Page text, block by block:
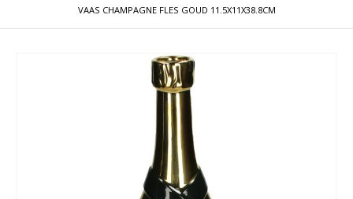
VAAS CHAMPAGNE FLES GOUD 11.5X11X38.8CM